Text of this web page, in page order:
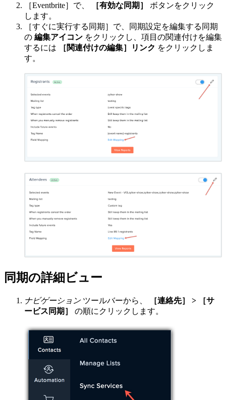
［Eventbrite］で、 ［有効な同期］ ボタンをクリック
します。
［すぐに実行する同期］で、同期設定を編集する同期
の 編集アイコン をクリックし、項目の関連付けを編集
するには
［関連付けの編集］リンク をクリックしま
す。
同期の詳細ビュー
ナビゲーション ツールバーから、
［連絡先］ > ［サ
ービス同期］ の順にクリックします。